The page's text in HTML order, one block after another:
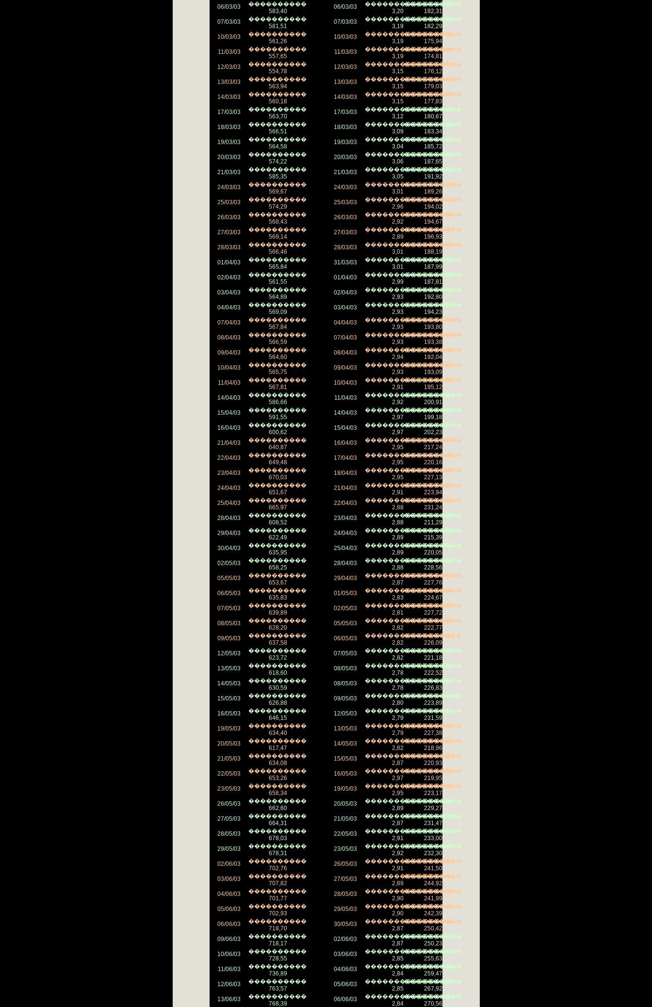
06/03/03
����������
583,40
06/03/03
���������������
3,20
����������
182,31
07/03/03
����������
581,51
07/03/03
���������������
3,19
����������
182,29
10/03/03
����������
561,26
10/03/03
���������������
3,19
����������
175,94
11/03/03
����������
557,65
11/03/03
���������������
3,19
����������
174,81
12/03/03
����������
554,78
12/03/03
���������������
3,15
����������
176,12
13/03/03
����������
563,94
13/03/03
���������������
3,15
����������
179,03
14/03/03
����������
560,18
14/03/03
���������������
3,15
����������
177,83
17/03/03
����������
563,70
17/03/03
���������������
3,12
����������
180,67
18/03/03
����������
566,51
18/03/03
���������������
3,09
����������
183,34
19/03/03
����������
564,58
19/03/03
���������������
3,04
����������
185,72
20/03/03
����������
574,22
20/03/03
���������������
3,06
����������
187,65
21/03/03
����������
585,35
21/03/03
���������������
3,05
����������
191,92
24/03/03
����������
569,67
24/03/03
���������������
3,01
����������
189,26
25/03/03
����������
574,29
25/03/03
���������������
2,96
����������
194,02
26/03/03
����������
568,43
26/03/03
���������������
2,92
����������
194,67
27/03/03
����������
569,14
27/03/03
���������������
2,89
����������
196,93
28/03/03
����������
566,46
28/03/03
���������������
3,01
����������
188,19
01/04/03
����������
565,84
31/03/03
���������������
3,01
����������
187,99
02/04/03
����������
561,55
01/04/03
���������������
2,99
����������
187,81
03/04/03
����������
564,89
02/04/03
���������������
2,93
����������
192,80
04/04/03
����������
569,09
03/04/03
���������������
2,93
����������
194,23
07/04/03
����������
567,84
04/04/03
���������������
2,93
����������
193,80
08/04/03
����������
566,59
07/04/03
���������������
2,93
����������
193,38
09/04/03
����������
564,60
08/04/03
���������������
2,94
����������
192,04
10/04/03
����������
565,75
09/04/03
���������������
2,93
����������
193,09
11/04/03
����������
567,81
10/04/03
���������������
2,91
����������
195,12
14/04/03
����������
586,66
11/04/03
���������������
2,92
����������
200,91
15/04/03
����������
591,55
14/04/03
���������������
2,97
����������
199,18
16/04/03
����������
600,62
15/04/03
���������������
2,97
����������
202,23
21/04/03
����������
640,87
16/04/03
���������������
2,95
����������
217,24
22/04/03
����������
649,48
17/04/03
���������������
2,95
����������
220,16
23/04/03
����������
670,03
18/04/03
���������������
2,95
����������
227,13
24/04/03
����������
651,67
21/04/03
���������������
2,91
����������
223,94
25/04/03
����������
665,97
22/04/03
���������������
2,88
����������
231,24
28/04/03
����������
608,52
23/04/03
���������������
2,88
����������
211,29
29/04/03
����������
622,49
24/04/03
���������������
2,89
����������
215,39
30/04/03
����������
635,95
25/04/03
���������������
2,89
����������
220,05
02/05/03
����������
658,25
28/04/03
���������������
2,88
����������
228,56
05/05/03
����������
653,67
29/04/03
���������������
2,87
����������
227,76
06/05/03
����������
635,83
01/05/03
���������������
2,83
����������
224,67
07/05/03
����������
639,89
02/05/03
���������������
2,81
����������
227,72
08/05/03
����������
628,20
05/05/03
���������������
2,82
����������
222,77
09/05/03
����������
637,58
06/05/03
���������������
2,82
����������
226,09
12/05/03
����������
623,72
07/05/03
���������������
2,82
����������
221,18
13/05/03
����������
618,60
08/05/03
���������������
2,78
����������
222,52
14/05/03
����������
630,59
08/05/03
���������������
2,78
����������
226,83
15/05/03
����������
626,88
09/05/03
���������������
2,80
����������
223,89
16/05/03
����������
646,15
12/05/03
���������������
2,79
����������
231,59
19/05/03
����������
634,40
13/05/03
���������������
2,79
����������
227,38
20/05/03
����������
617,47
14/05/03
���������������
2,82
����������
218,96
21/05/03
����������
634,08
15/05/03
���������������
2,87
����������
220,93
22/05/03
����������
653,26
16/05/03
���������������
2,97
����������
219,95
23/05/03
����������
658,34
19/05/03
���������������
2,95
����������
223,17
26/05/03
����������
662,60
20/05/03
���������������
2,89
����������
229,27
27/05/03
����������
664,31
21/05/03
���������������
2,87
����������
231,47
28/05/03
����������
678,03
22/05/03
���������������
2,91
����������
233,00
29/05/03
����������
678,31
23/05/03
���������������
2,92
����������
232,30
02/06/03
����������
702,76
26/05/03
���������������
2,91
����������
241,50
03/06/03
����������
707,82
27/05/03
���������������
2,89
����������
244,92
04/06/03
����������
701,77
28/05/03
���������������
2,90
����������
241,99
05/06/03
����������
702,93
29/05/03
���������������
2,90
����������
242,39
06/06/03
����������
718,70
30/05/03
���������������
2,87
����������
250,42
09/06/03
����������
718,17
02/06/03
���������������
2,87
����������
250,23
10/06/03
����������
728,55
03/06/03
���������������
2,85
����������
255,63
11/06/03
����������
736,89
04/06/03
���������������
2,84
����������
259,47
12/06/03
����������
763,57
05/06/03
���������������
2,85
����������
267,92
13/06/03
����������
768,39
06/06/03
���������������
2,84
����������
270,56